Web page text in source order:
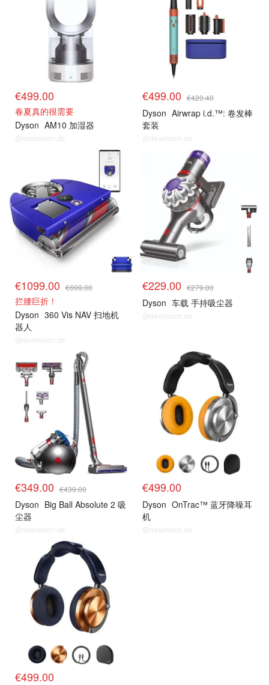
€499.00
春夏真的很需要
Dyson AM10 加湿器
@dealmoon.de
€499.00 €420.40
Dyson Airwrap i.d.™: 卷发棒
套装
@dealmoon.de
€1099.00 €699.00
拦腰巨折！
Dyson 360 Vis NAV 扫地机
器人
@dealmoon.de
€229.00 €279.00
Dyson 车载 手持吸尘器
@dealmoon.de
€349.00 €439.00
Dyson Big Ball Absolute 2 吸
尘器
@dealmoon.de
€499.00
Dyson OnTrac™ 蓝牙降噪耳
机
@dealmoon.de
€499.00